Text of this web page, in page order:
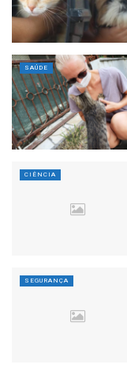
SAÚDE
CIÊNCIA
SEGURANÇA